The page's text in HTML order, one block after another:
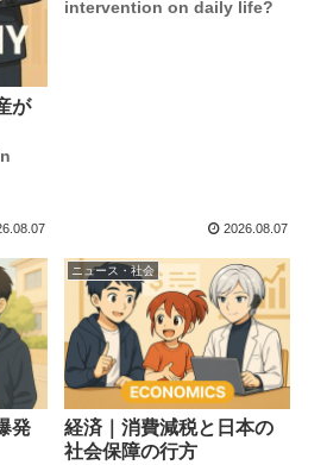
が
intervention on daily life?
2026.08.07
発
ニュース・社会
経済｜消費減税と日本の
社会保障の行方